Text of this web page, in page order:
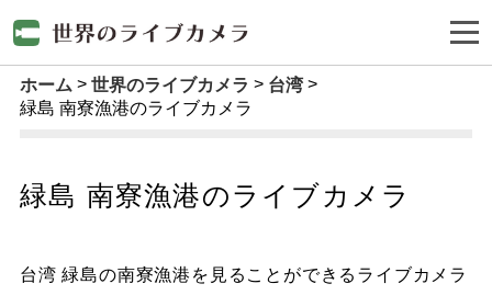
ホーム 世界のライブカメラ
台湾
緑島 南寮漁港のライブカメラ
緑島 南寮漁港のライブカメラ
台湾 緑島の南寮漁港を見ることができるライブカメラ